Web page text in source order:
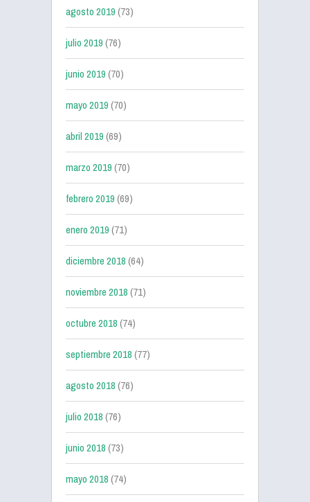
agosto 2019(73)
julio 2019(76)
junio 2019(70)
mayo 2019(70)
abril 2019(69)
marzo 2019(70)
febrero 2019(69)
enero 2019(71)
diciembre 2018(64)
noviembre 2018(71)
octubre 2018(74)
septiembre 2018(77)
agosto 2018(76)
julio 2018(76)
junio 2018(73)
mayo 2018(74)